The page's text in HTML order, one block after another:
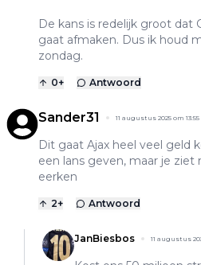
De kans is redelijk groot dat
gaat afmaken. Dus ik houd
zondag.
0+ Antwoord
Sander31 11 augustus 2025 om 13:55
Dit gaat Ajax heel veel geld
een lans geven, maar je
eerken
2+ Antwoord
JanBiesbos 11 augustus